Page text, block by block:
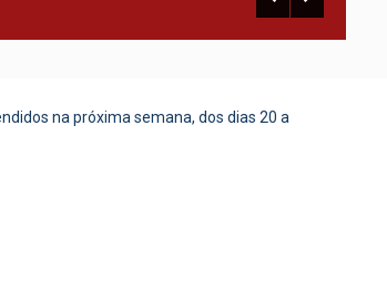
na próxima semana, dos dias 20 a